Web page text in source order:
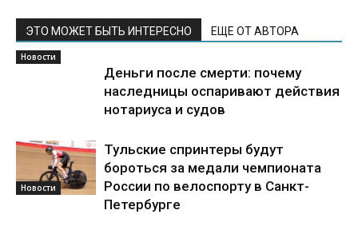
ЭТО МОЖЕТ БЫТЬ ИНТЕРЕСНО ЕЩЕ ОТ АВТОРА
Новости
Деньги после смерти: почему
наследницы оспаривают действия
нотариуса и судов
Новости
Тульские спринтеры будут
бороться за медали чемпионата
России по велоспорту в Санкт-
Петербурге